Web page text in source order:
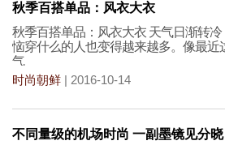
秋季百搭单品：风衣大衣
秋季百搭单品：风衣大衣 天气日渐转
恼穿什么的人也变得越来越多。像最近
气
时尚朝鲜 | 2016-10-14
不同量级的机场时尚 一副墨镜见分晓